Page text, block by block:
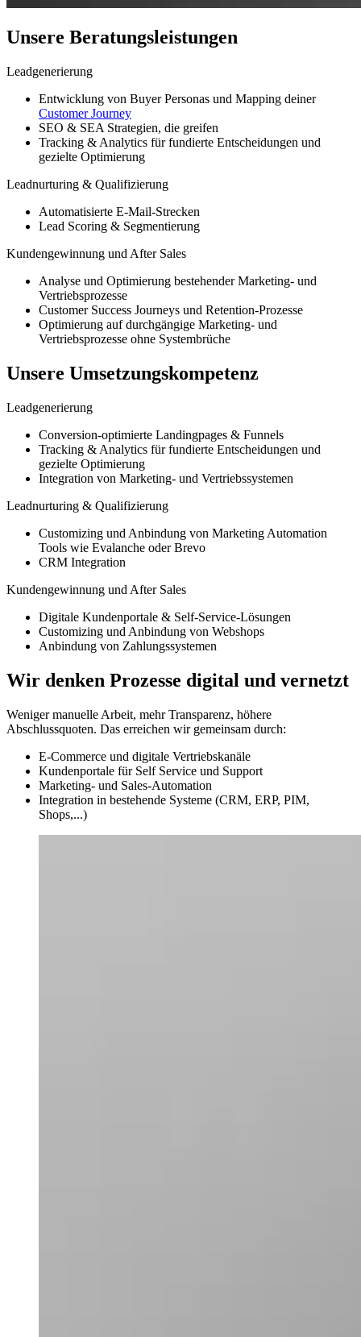
Unsere Beratungsleistungen
Leadgenerierung
Entwicklung von Buyer Personas und Mapping deiner
Customer Journey
SEO & SEA Strategien, die greifen
Tracking & Analytics für fundierte Entscheidungen und
gezielte Optimierung
Leadnurturing & Qualifizierung
Automatisierte E-Mail-Strecken
Lead Scoring & Segmentierung
Kundengewinnung und After Sales
Analyse und Optimierung bestehender Marketing- und
Vertriebsprozesse
Customer Success Journeys und Retention-Prozesse
Optimierung auf durchgängige Marketing- und
Vertriebsprozesse ohne Systembrüche
Unsere Umsetzungskompetenz
Leadgenerierung
Conversion-optimierte Landingpages & Funnels
Tracking & Analytics für fundierte Entscheidungen und
gezielte Optimierung
Integration von Marketing- und Vertriebssystemen
Leadnurturing & Qualifizierung
Customizing und Anbindung von Marketing Automation
Tools wie Evalanche oder Brevo
CRM Integration
Kundengewinnung und After Sales
Digitale Kundenportale & Self-Service-Lösungen
Customizing und Anbindung von Webshops
Anbindung von Zahlungssystemen
Wir denken Prozesse digital und vernetzt
Weniger manuelle Arbeit, mehr Transparenz, höhere
Abschlussquoten. Das erreichen wir gemeinsam durch:
E-Commerce und digitale Vertriebskanäle
Kundenportale für Self Service und Support
Marketing- und Sales-Automation
Integration in bestehende Systeme (CRM, ERP, PIM,
Shops,...)